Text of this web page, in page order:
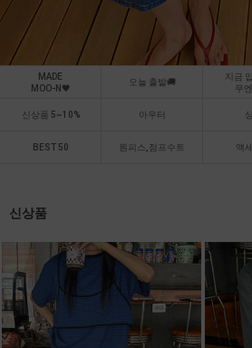
MADE
MOO-N🖤
오늘 출발🚚
지금
무
신상품 5~10% 아우터
BEST 50 원피스,점프수트 액
신상품